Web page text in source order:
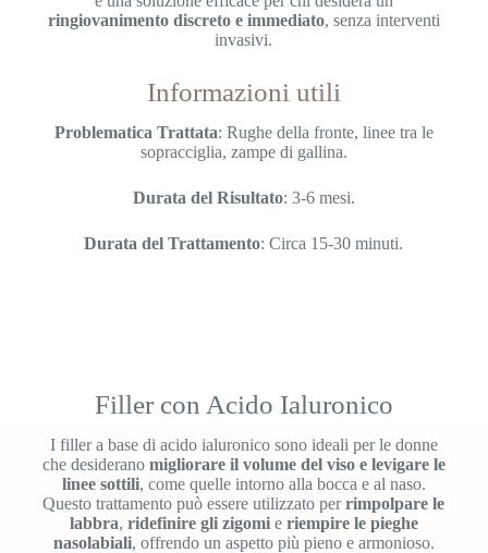
ringiovanimento discreto e immediato, senza interventi
invasivi.
Informazioni utili
Problematica Trattata: Rughe della fronte, linee tra le
sopracciglia, zampe di gallina.
Durata del Risultato: 3-6 mesi.
Durata del Trattamento: Circa 15-30 minuti.
Filler con Acido Ialuronico
I filler a base di acido ialuronico sono ideali per le donne
che desiderano migliorare il volume del viso e levigare le
linee sottili, come quelle intorno alla bocca e al naso.
Questo trattamento può essere utilizzato perrimpolpare le
labbra, ridefinire gli zigomi e riempire le pieghe
nasolabiali, offrendo un aspetto più pieno e armonioso.